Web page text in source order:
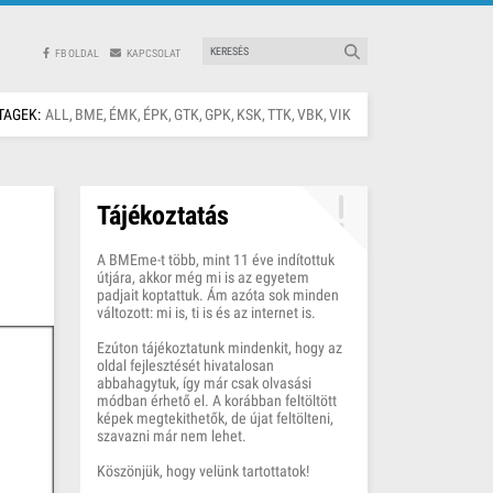
FB OLDAL KAPCSOLAT
ALL BME ÉMK ÉPK GTK GPK KSK TTK VBK VIK
Tájékoztatás
A BMEme-t több, mint 11 éve indítottuk
útjára, akkor még mi is az egyetem
padjait koptattuk. Ám azóta sok minden
változott: mi is, ti is és az internet is.
Ezúton tájékoztatunk mindenkit, hogy az
oldal fejlesztését hivatalosan
abbahagytuk, így már csak olvasási
módban érhető el. A korábban feltöltött
képek megtekithetők, de újat feltölteni,
szavazni már nem lehet.
Köszönjük, hogy velünk tartottatok!